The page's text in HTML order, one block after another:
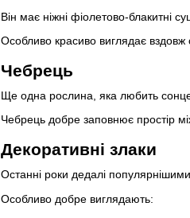
Він має ніжні фіолетово-блакитні
Особливо красиво виглядає вздовж
Чебрець
Ще одна рослина, яка любить
Чебрець добре заповнює простір
Декоративні злаки
Останні роки дедалі
Особливо добре виглядають: